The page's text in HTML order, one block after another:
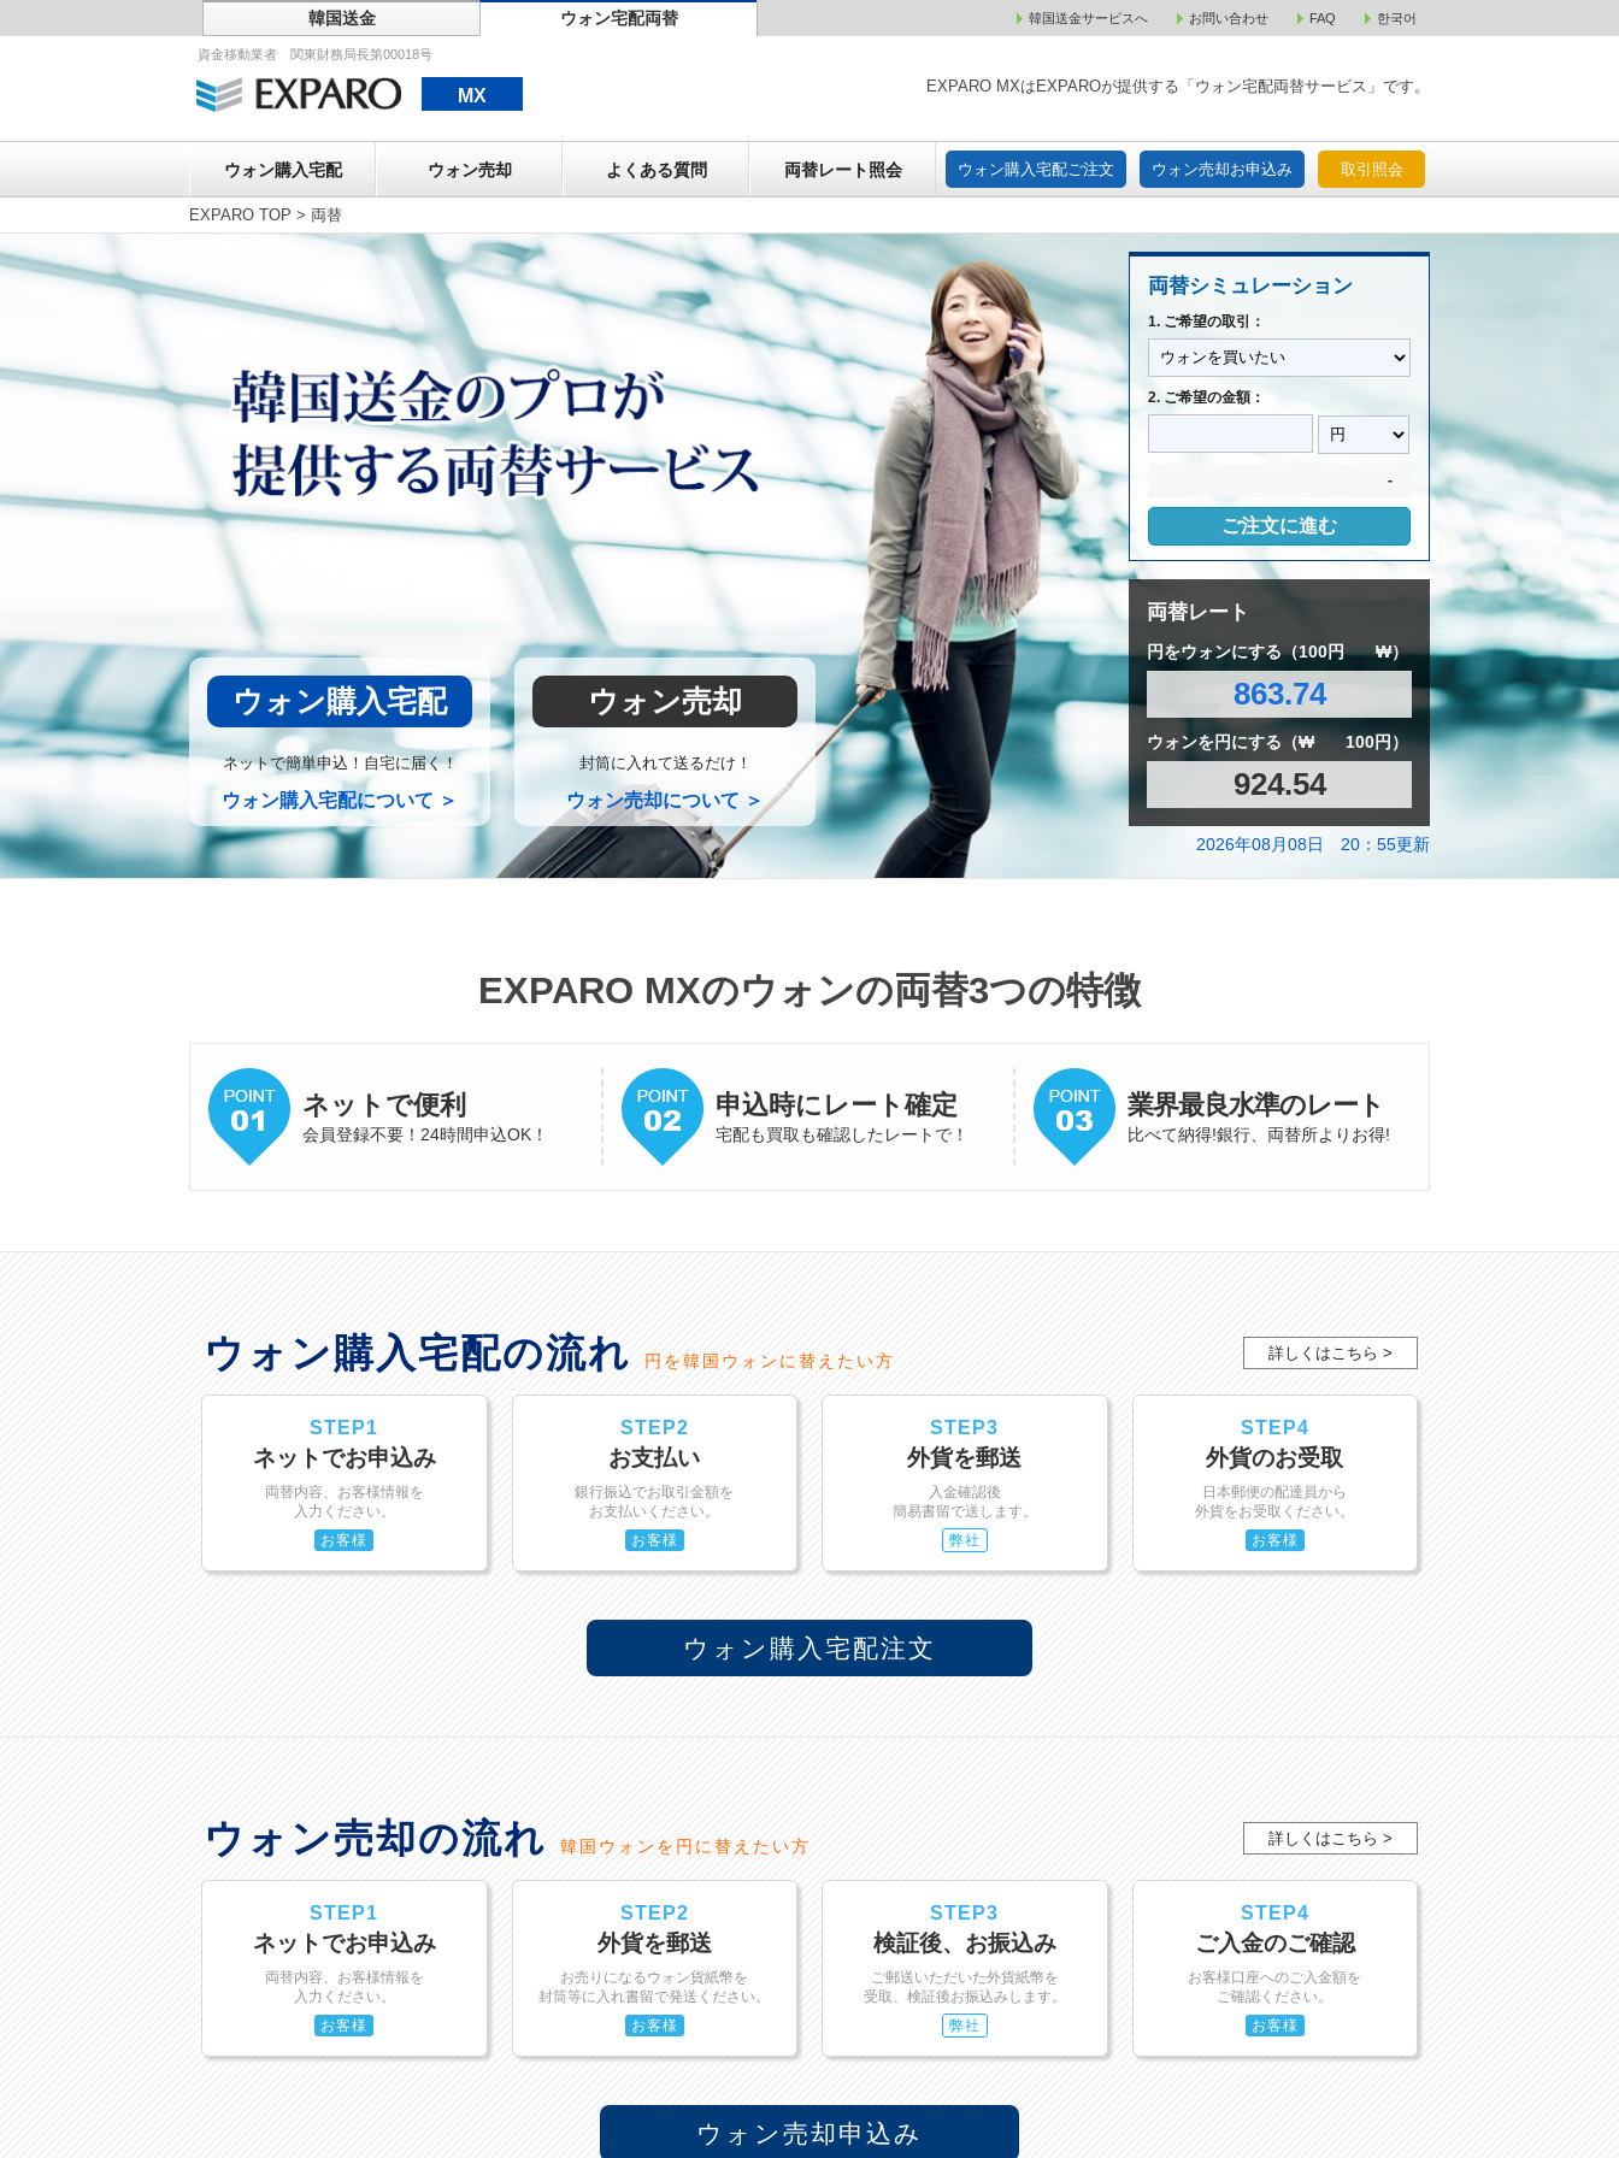
韓国送金 ウォン宅配両替 韓国送金サービスへ お問い合わせ FAQ 한국어
資金移動業者 関東財務局長第00018号
MX EXPARO MXはEXPAROが提供する「ウォン宅配両替サービス」です。
ウォン購入宅配 ウォン売却 よくある質問 両替レート照会 ウォン購入宅配ご注文 ウォン売却お申込み 取引照会
ウォン売却 ウォン購入宅配ご注文 ウォン売却お申込み 取引照会
EXPARO TOP > 両替
両替シミュレーション
1. ご希望の取引：
2. ご希望の金額：
-
ご注文に進む
両替レート
円をウォンにする（100円 ₩）
863.74
ウォンを円にする（₩ 100円）
924.54
2026年08月08日 20：55更新
ウォン購入宅配
ネットで簡単申込！自宅に届く！
ウォン購入宅配について ＞
ウォン売却
封筒に入れて送るだけ！
ウォン売却について ＞
EXPARO MXのウォンの両替3つの特徴
ネットで便利
会員登録不要！24時間申込OK！
申込時にレート確定
宅配も買取も確認したレートで！
業界最良水準のレート
比べて納得!銀行、両替所よりお得!
詳しくはこちら >
ウォン購入宅配の流れ 円を韓国ウォンに替えたい方
STEP1
ネットでお申込み
両替内容、お客様情報を
入力ください。
お客様
STEP2
お支払い
銀行振込でお取引金額を
お支払いください。
お客様
STEP3
外貨を郵送
入金確認後
簡易書留で送します。
弊社
STEP4
外貨のお受取
日本郵便の配達員から
外貨をお受取ください。
お客様
ウォン購入宅配注文
詳しくはこちら >
ウォン売却の流れ 韓国ウォンを円に替えたい方
STEP1
ネットでお申込み
両替内容、お客様情報を
入力ください。
お客様
STEP2
外貨を郵送
お売りになるウォン貨紙幣を
封筒等に入れ書留で発送ください。
お客様
STEP3
検証後、お振込み
ご郵送いただいた外貨紙幣を
受取、検証後お振込みします。
弊社
STEP4
ご入金のご確認
お客様口座へのご入金額を
ご確認ください。
お客様
ウォン売却申込み